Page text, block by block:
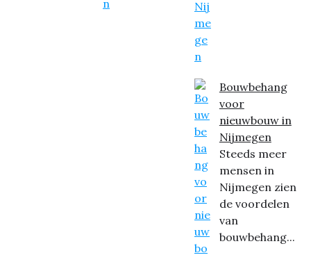
Bouwbehang
voor
nieuwbouw in
Nijmegen
Steeds meer
mensen in
Nijmegen zien
de voordelen
van
bouwbehang...